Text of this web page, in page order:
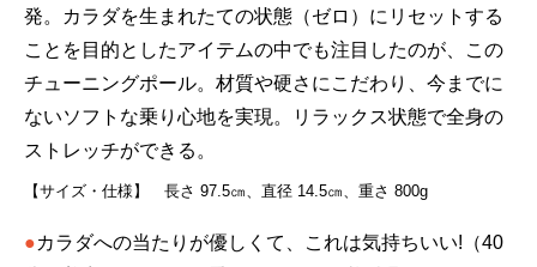
発。カラダを生まれたての状態（ゼロ）にリセットする
ことを目的としたアイテムの中でも注目したのが、この
チューニングポール。材質や硬さにこだわり、今までに
ないソフトな乗り心地を実現。リラックス状態で全身の
ストレッチができる。
【サイズ・仕様】 長さ 97.5㎝、直径 14.5㎝、重さ 800g
●カラダへの当たりが優しくて、これは気持ちいい!（40